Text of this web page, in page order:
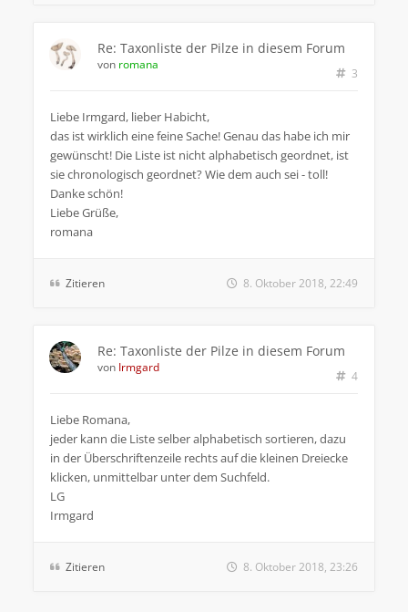
Re: Taxonliste der Pilze in diesem Forum
3
von romana
Liebe Irmgard, lieber Habicht,
das ist wirklich eine feine Sache! Genau das habe ich mir
gewünscht! Die Liste ist nicht alphabetisch geordnet, ist
sie chronologisch geordnet? Wie dem auch sei - toll!
Danke schön!
Liebe Grüße,
romana
Zitieren 8. Oktober 2018, 22:49
Re: Taxonliste der Pilze in diesem Forum
4
von Irmgard
Liebe Romana,
jeder kann die Liste selber alphabetisch sortieren, dazu
in der Überschriftenzeile rechts auf die kleinen Dreiecke
klicken, unmittelbar unter dem Suchfeld.
LG
Irmgard
Zitieren 8. Oktober 2018, 23:26